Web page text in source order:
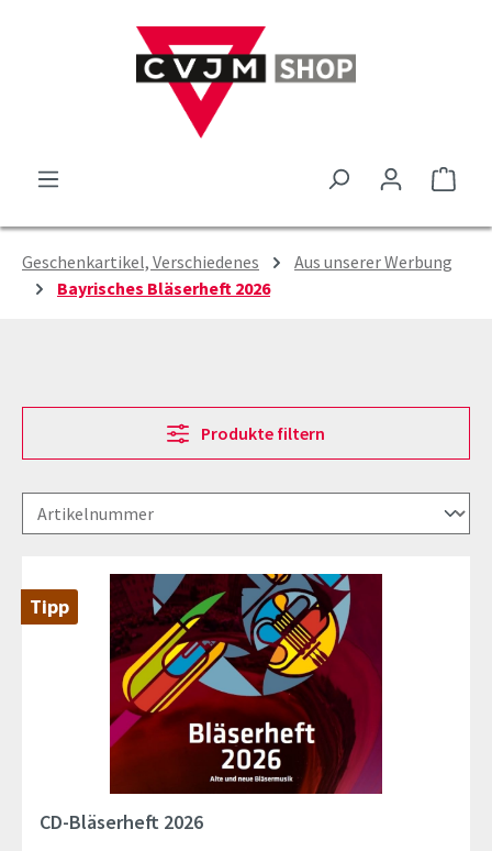
Zum Hauptinhalt springen
Geschenkartikel, Verschiedenes
Aus unserer Werbung
Bayrisches Bläserheft 2026
Produkte filtern
Tipp
CD-Bläserheft 2026